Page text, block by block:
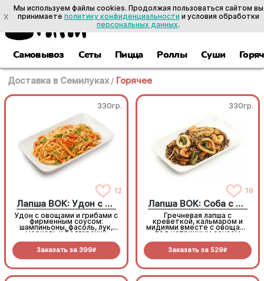
Самовывоз Сеты Пицца Роллы Суши
Доставка в Семилуках / Горячее
330гр.
12
Лапша ВОК: Удон с овощами
Удон с овощами и грибами с
фирменным соусом:
шампиньоны, фасоль, лук,
морковь и болгарский
Заказать за 399R
330гр.
19
Лапша ВОК: Соба с морепродуктами
Гречневая лапша с
креветкой, кальмаром и
мидиями вместе с овощами
под устричным соусом
Заказать за 529R
X
Мы используем файлы cookies. Продолжая пользоваться сайтом вы
принимаете политику конфиденциальности и условия обработки
персональных данных.